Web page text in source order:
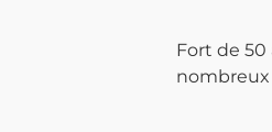
Fort de 50
nombreux